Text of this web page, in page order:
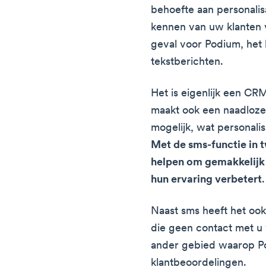
behoefte aan
kennen van uw
geval voor Podium,
tekstberichten.
Het is eigenlijk een
maakt ook een
mogelijk, wat
Met de sms-functie in
helpen om
hun ervaring verbetert.
Naast sms heeft het
die geen contact met u
ander gebied waarop
klantbeoordelingen.